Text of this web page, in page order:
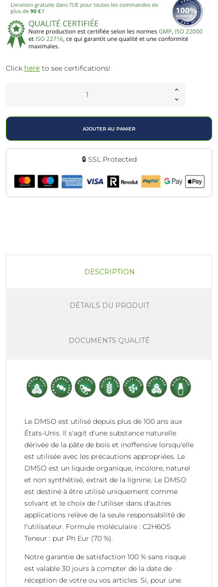
Click here to see certifications!
AJOUTER AU PANIER
🔒 SSL Protected
DESCRIPTION
DÉTAILS DU PRODUIT
DOCUMENTS QUALITÉ
Le DMSO est utilisé depuis plus de 100 ans aux
États-Unis. Il s'agit d'une substance naturelle
dérivée de la pâte de bois et inoffensive lorsqu'elle
est utilisée avec les précautions appropriées. Le
DMSO est un liquide organique, incolore, naturel
et non synthétisé, extrait de la lignine. Le DMSO
est destiné à être utilisé uniquement comme
solvant et le choix de l'utiliser dans d'autres
applications relève de la seule responsabilité de
l'utilisateur. Formule moléculaire : C2H6OS
Teneur : pur Ph Eur (70 %).
Notre garantie de satisfaction 100 % sans risque
est valable 30 jours à compter de la date de
réception de votre ou vos articles. Si, pour une